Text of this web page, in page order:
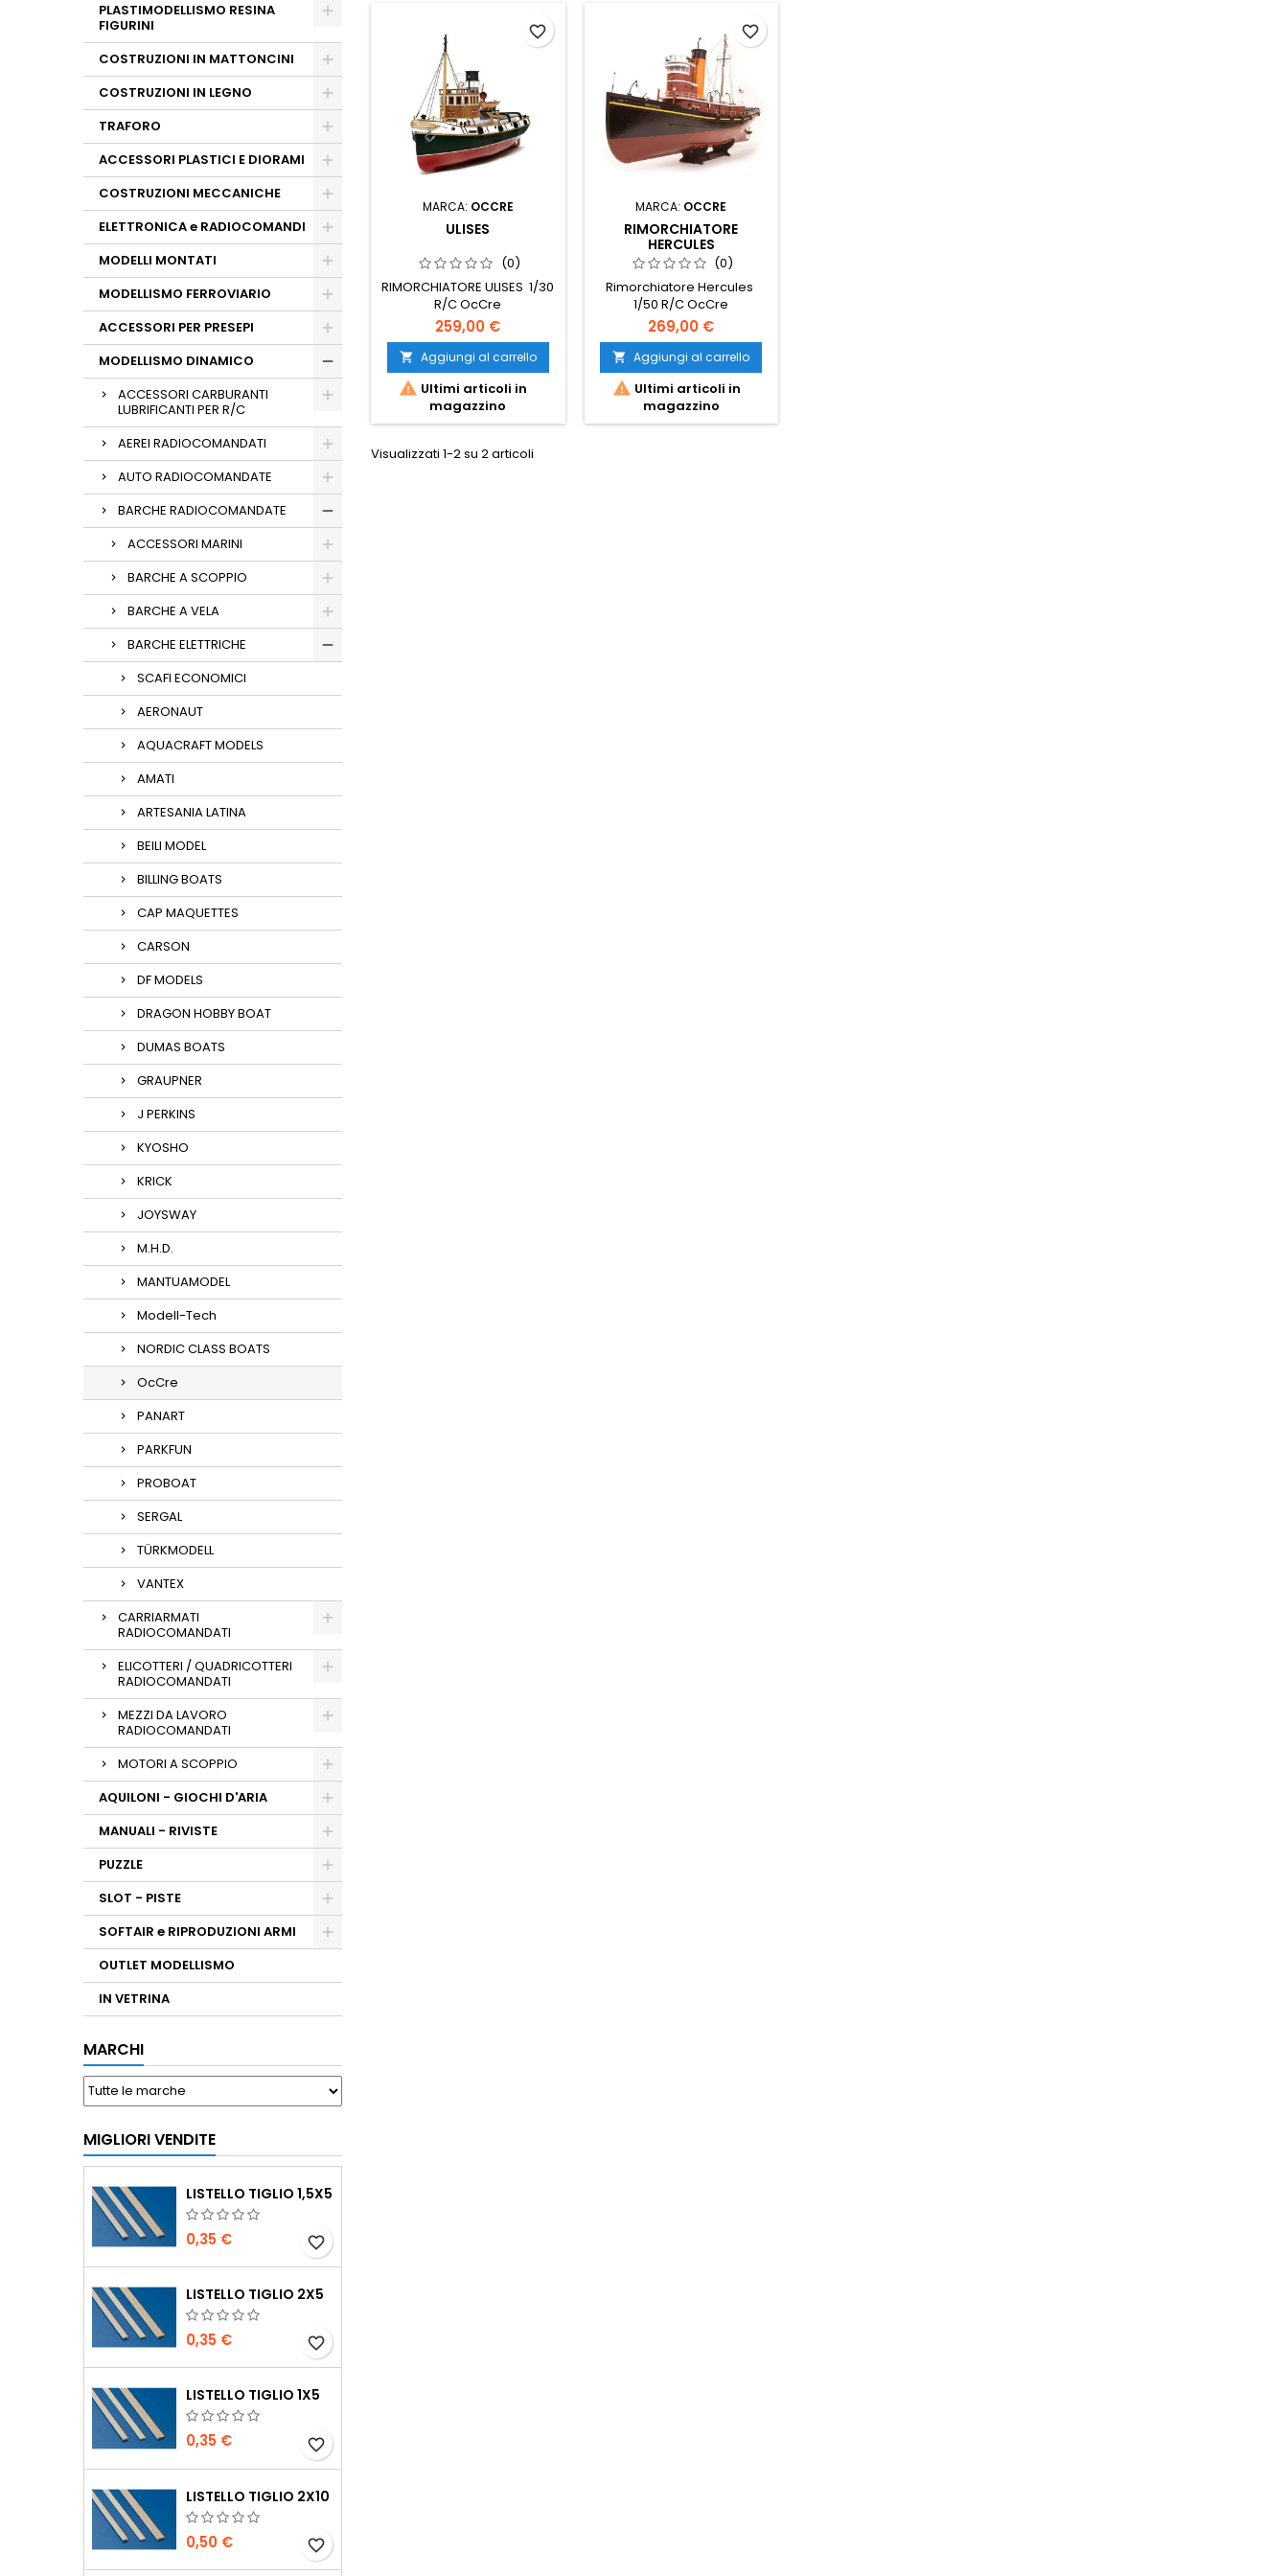
PLASTIMODELLISMO RESINA
FIGURINI
COSTRUZIONI IN MATTONCINI
COSTRUZIONI IN LEGNO
TRAFORO
ACCESSORI PLASTICI E DIORAMI
COSTRUZIONI MECCANICHE
ELETTRONICA e RADIOCOMANDI
MODELLI MONTATI
MODELLISMO FERROVIARIO
ACCESSORI PER PRESEPI
MODELLISMO DINAMICO
ACCESSORI CARBURANTI
LUBRIFICANTI PER R/C
AEREI RADIOCOMANDATI
AUTO RADIOCOMANDATE
BARCHE RADIOCOMANDATE
ACCESSORI MARINI
BARCHE A SCOPPIO
BARCHE A VELA
BARCHE ELETTRICHE
SCAFI ECONOMICI
AERONAUT
AQUACRAFT MODELS
AMATI
ARTESANIA LATINA
BEILI MODEL
BILLING BOATS
CAP MAQUETTES
CARSON
DF MODELS
DRAGON HOBBY BOAT
DUMAS BOATS
GRAUPNER
J PERKINS
KYOSHO
KRICK
JOYSWAY
M.H.D.
MANTUAMODEL
Modell-Tech
NORDIC CLASS BOATS
OcCre
PANART
PARKFUN
PROBOAT
SERGAL
TÜRKMODELL
VANTEX
CARRIARMATI
RADIOCOMANDATI
ELICOTTERI / QUADRICOTTERI
RADIOCOMANDATI
MEZZI DA LAVORO
RADIOCOMANDATI
MOTORI A SCOPPIO
AQUILONI - GIOCHI D'ARIA
MANUALI - RIVISTE
PUZZLE
SLOT - PISTE
SOFTAIR e RIPRODUZIONI ARMI
OUTLET MODELLISMO
IN VETRINA
MARCHI
MIGLIORI VENDITE
LISTELLO TIGLIO 1,5X5
0,35 € favorite_border
LISTELLO TIGLIO 2X5
0,35 € favorite_border
LISTELLO TIGLIO 1X5
0,35 € favorite_border
LISTELLO TIGLIO 2X10
0,50 € favorite_border
MARCA: OCCRE
ULISES
(0)
RIMORCHIATORE ULISES 1/30
R/C OcCre
259,00 €
 Aggiungi al carrello
 Ultimi articoli in
magazzino
favorite_border
MARCA: OCCRE
RIMORCHIATORE
HERCULES
(0)
Rimorchiatore Hercules
1/50 R/C OcCre
269,00 €
 Aggiungi al carrello
 Ultimi articoli in
magazzino
favorite_border
Visualizzati 1-2 su 2 articoli